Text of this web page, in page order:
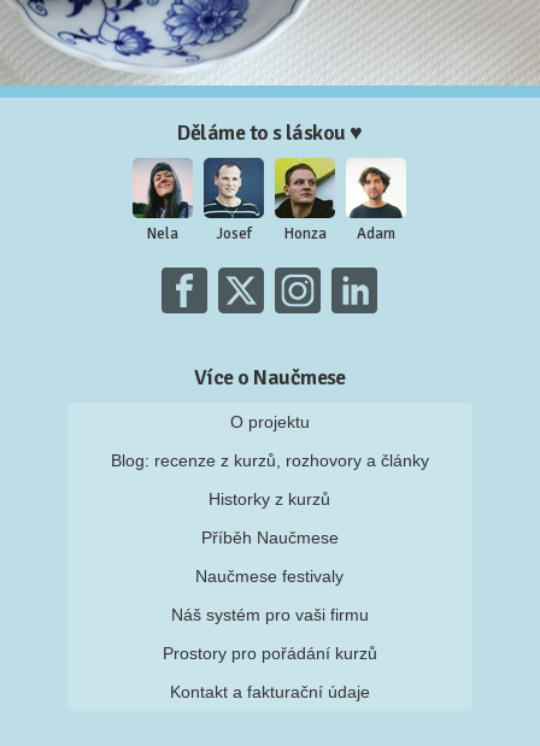
Děláme to s láskou ♥
Nela Josef Honza Adam
Více o Naučmese
O projektu
Blog: recenze z kurzů, rozhovory a články
Historky z kurzů
Příběh Naučmese
Naučmese festivaly
Náš systém pro vaši firmu
Prostory pro pořádání kurzů
Kontakt a fakturační údaje